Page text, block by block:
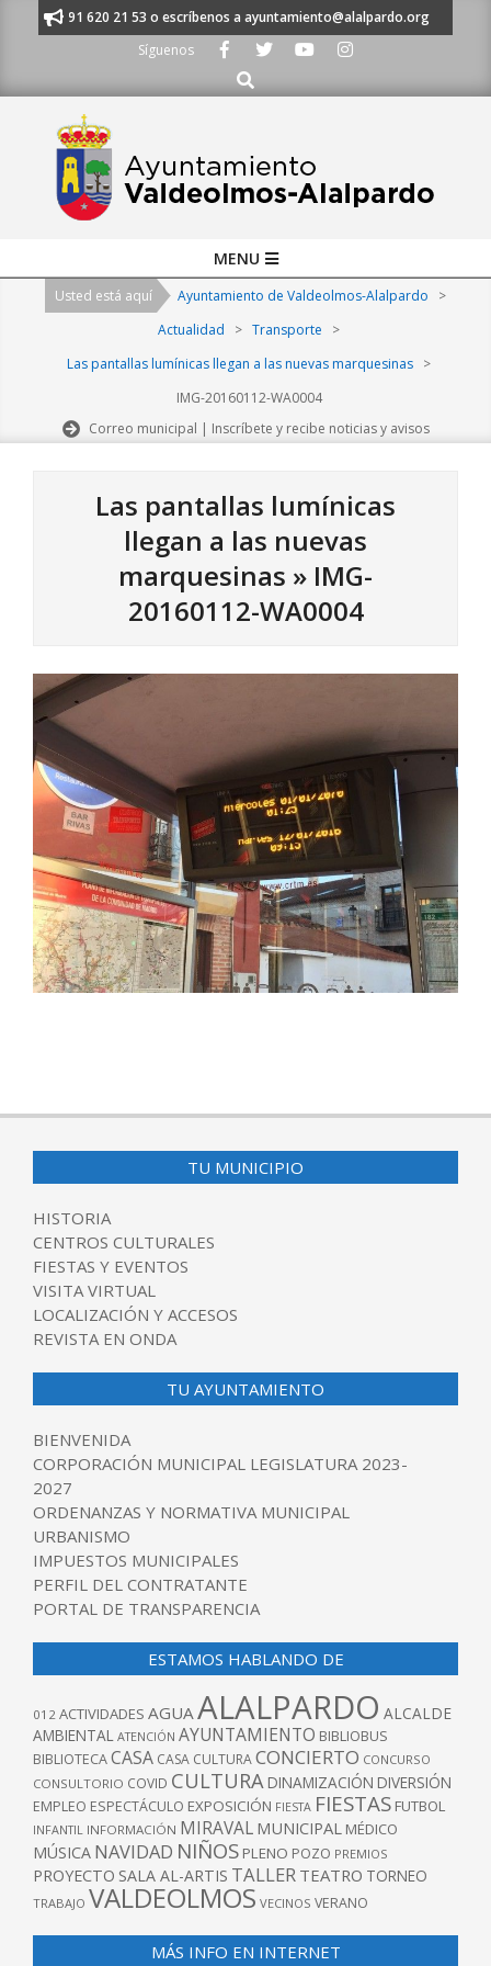
al 91 620 21 53 o escríbenos a ayuntamiento@alalpardo.org
Síguenos
Buscar
Navigation
MENU
Usted está aquí Ayuntamiento de Valdeolmos-Alalpardo
>
Actualidad
> Transporte
>
Las pantallas lumínicas llegan a las nuevas marquesinas >
IMG-20160112-WA0004
Correo municipal | Inscríbete y recibe noticias y avisos
Las pantallas lumínicas
llegan a las nuevas
marquesinas » IMG-
20160112-WA0004
01-
TU MUNICIPIO
HISTORIA
CENTROS CULTURALES
FIESTAS Y EVENTOS
VISITA VIRTUAL
LOCALIZACIÓN Y ACCESOS
REVISTA EN ONDA
TU AYUNTAMIENTO
BIENVENIDA
CORPORACIÓN MUNICIPAL LEGISLATURA 2023-
2027
ORDENANZAS Y NORMATIVA MUNICIPAL
URBANISMO
IMPUESTOS MUNICIPALES
PERFIL DEL CONTRATANTE
PORTAL DE TRANSPARENCIA
ESTAMOS HABLANDO DE
012 ACTIVIDADES AGUAALALPARDO ALCALDE
AMBIENTAL ATENCIÓN AYUNTAMIENTO BIBLIOBUS
BIBLIOTECACASA CASA CULTURACONCIERTO CONCURSO
CONSULTORIO COVID CULTURA DINAMIZACIÓN DIVERSIÓN
EMPLEO ESPECTÁCULO EXPOSICIÓN FIESTA FIESTAS FUTBOL
INFANTIL INFORMACIÓN MIRAVAL MUNICIPAL MÉDICO
MÚSICA NAVIDAD NIÑOS PLENO POZO PREMIOS
PROYECTO SALA AL-ARTIS TALLER TEATRO TORNEO
TRABAJO VALDEOLMOS VECINOS VERANO
MÁS INFO EN INTERNET